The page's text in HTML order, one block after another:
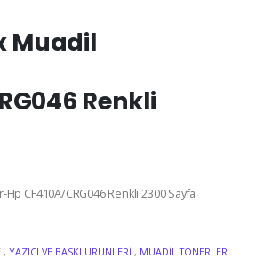
Muadil
Renkli
CF410A/CRG046 Renkli 2300 Sayfa
,YAZICI VE BASKI ÜRÜNLERI , MUADIL TONERLER